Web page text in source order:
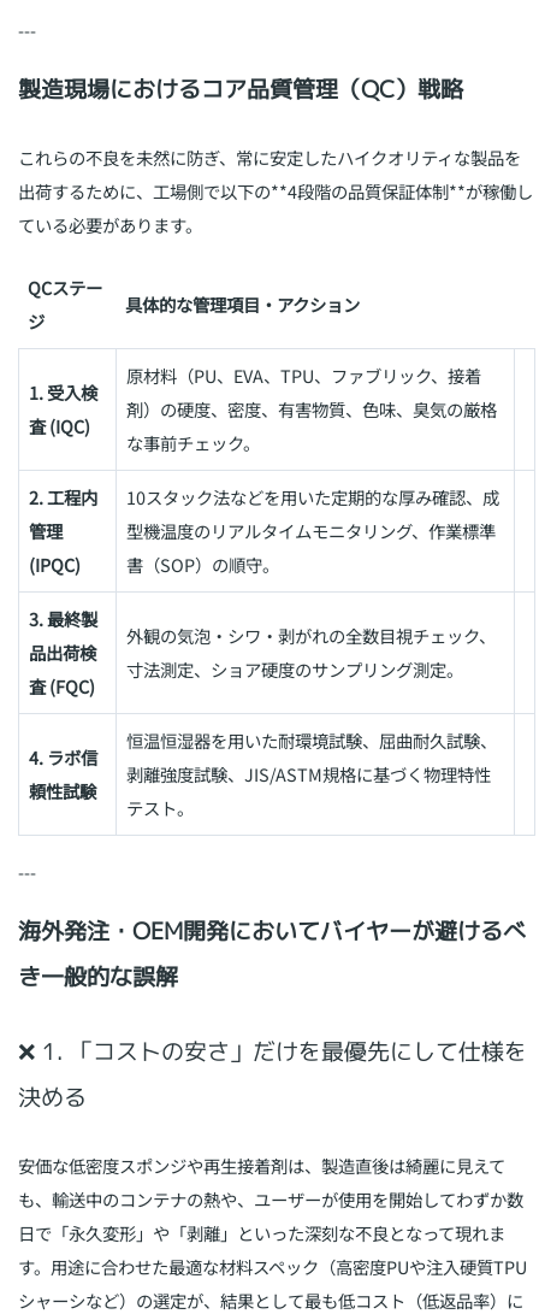
---
製造現場におけるコア品質管理（QC）戦略
これらの不良を未然に防ぎ、常に安定したハイクオリティな製品を
出荷するために、工場側で以下の**4段階の品質保証体制**が稼働し
ている必要があります。
QCステー
ジ
具体的な管理項目・アクション
1. 受入検
査 (IQC)
原材料（PU、EVA、TPU、ファブリック、接着
剤）の硬度、密度、有害物質、色味、臭気の厳格
な事前チェック。
2. 工程内
管理
(IPQC)
10スタック法などを用いた定期的な厚み確認、成
型機温度のリアルタイムモニタリング、作業標準
書（SOP）の順守。
3. 最終製
品出荷検
査 (FQC)
外観の気泡・シワ・剥がれの全数目視チェック、
寸法測定、ショア硬度のサンプリング測定。
4. ラボ信
頼性試験
恒温恒湿器を用いた耐環境試験、屈曲耐久試験、
剥離強度試験、JIS/ASTM規格に基づく物理特性
テスト。
---
海外発注・OEM開発においてバイヤーが避けるべ
き一般的な誤解
❌ 1. 「コストの安さ」だけを最優先にして仕様を
決める
安価な低密度スポンジや再生接着剤は、製造直後は綺麗に見えて
も、輸送中のコンテナの熱や、ユーザーが使用を開始してわずか数
日で「永久変形」や「剥離」といった深刻な不良となって現れま
す。用途に合わせた最適な材料スペック（高密度PUや注入硬質TPU
シャーシなど）の選定が、結果として最も低コスト（低返品率）に